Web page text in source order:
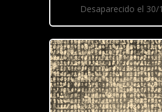
Desaparecido el 30/